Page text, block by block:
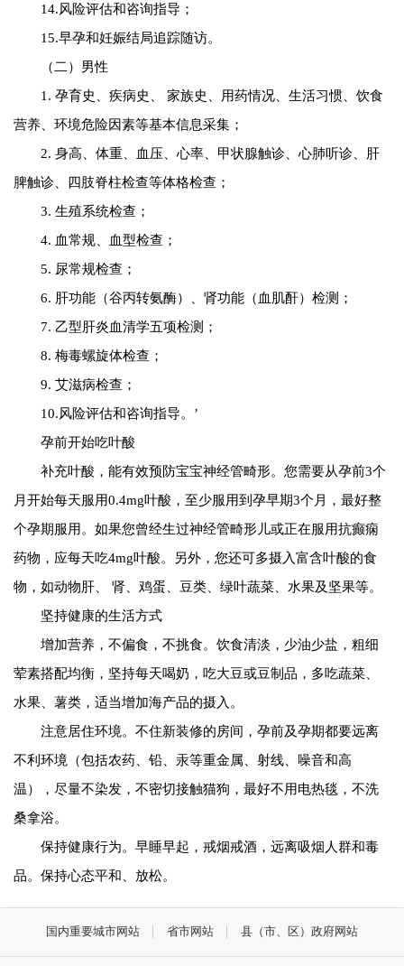
14.风险评估和咨询指导；
15.早孕和妊娠结局追踪随访。
（二）男性
1. 孕育史、疾病史、 家族史、用药情况、生活习惯、饮食
营养、环境危险因素等基本信息采集；
2. 身高、体重、血压、心率、甲状腺触诊、心肺听诊、肝
脾触诊、四肢脊柱检查等体格检查；
3. 生殖系统检查；
4. 血常规、血型检查；
5. 尿常规检查；
6. 肝功能（谷丙转氨酶）、肾功能（血肌酐）检测；
7. 乙型肝炎血清学五项检测；
8. 梅毒螺旋体检查；
9. 艾滋病检查；
10.风险评估和咨询指导。’
孕前开始吃叶酸
补充叶酸，能有效预防宝宝神经管畸形。您需要从孕前3个
月开始每天服用0.4mg叶酸，至少服用到孕早期3个月，最好整
个孕期服用。如果您曾经生过神经管畸形儿或正在服用抗癫痫
药物，应每天吃4mg叶酸。另外，您还可多摄入富含叶酸的食
物，如动物肝、 肾、鸡蛋、豆类、绿叶蔬菜、水果及坚果等。
坚持健康的生活方式
增加营养，不偏食，不挑食。饮食清淡，少油少盐，粗细
荤素搭配均衡，坚持每天喝奶，吃大豆或豆制品，多吃蔬菜、
水果、薯类，适当增加海产品的摄入。
注意居住环境。不住新装修的房间，孕前及孕期都要远离
不利环境（包括农药、铅、汞等重金属、射线、噪音和高
温），尽量不染发，不密切接触猫狗，最好不用电热毯，不洗
桑拿浴。
保持健康行为。早睡早起，戒烟戒酒，远离吸烟人群和毒
品。保持心态平和、放松。
国内重要城市网站 省市网站 县（市、区）政府网站